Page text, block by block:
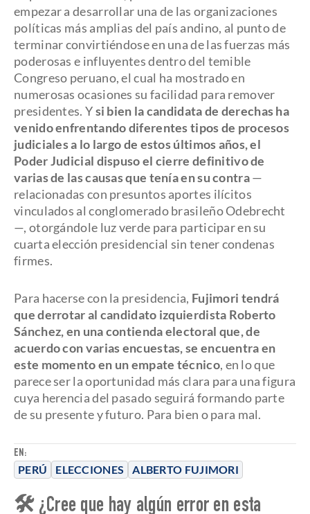
EN:
PERÚ ELECCIONES ALBERTO FUJIMORI
empezar a desarrollar una de las organizaciones
políticas más amplias del país andino, al punto de
terminar convirtiéndose en una de las fuerzas más
poderosas e influyentes dentro del temible
Congreso peruano, el cual ha mostrado en
numerosas ocasiones su facilidad para remover
presidentes. Ysi bien la candidata de derechas ha
venido enfrentando diferentes tipos de procesos
judiciales a lo largo de estos últimos años, el
Poder Judicial dispuso el cierre definitivo de
varias de las causas que tenía en su contra—
relacionadas con presuntos aportes ilícitos
vinculados al conglomerado brasileño Odebrecht
—, otorgándole luz verde para participar en su
cuarta elección presidencial sin tener condenas
firmes.
Para hacerse con la presidencia, Fujimori tendrá
que derrotar al candidato izquierdista Roberto
Sánchez, en una contienda electoral que, de
acuerdo con varias encuestas, se encuentra en
este momento en un empate técnico, en lo que
parece ser la oportunidad más clara para una figura
cuya herencia del pasado seguirá formando parte
de su presente y futuro. Para bien o para mal.
🛠 ¿Cree que hay algún error en esta